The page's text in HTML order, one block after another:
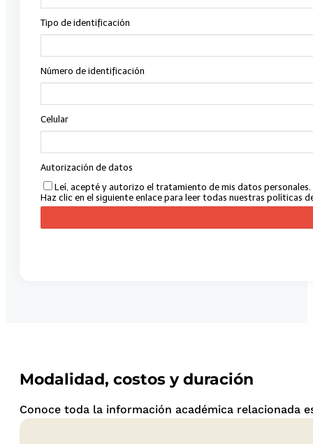
Modalidad, costos y duración
Conoce toda la información académica relacionada